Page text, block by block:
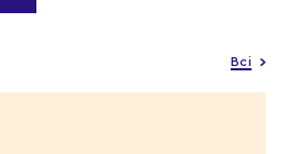
Всі